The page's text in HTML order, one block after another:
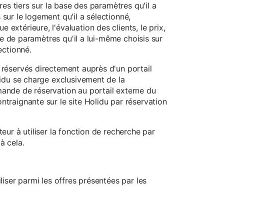
tiers sur la base des paramètres qu'il a
le logement qu'il a sélectionné,
extérieure, l'évaluation des clients, le prix,
de paramètres qu'il a lui-même choisis sur
directement auprès d'un portail
se charge exclusivement de la
de réservation au portail externe du
sur le site Holidu par réservation
à utiliser la fonction de recherche par
cela.
parmi les offres présentées par les